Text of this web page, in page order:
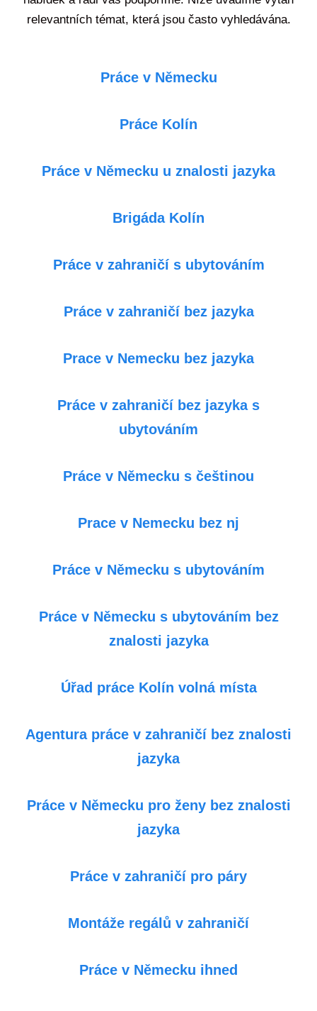
relevantních témat, která jsou často vyhledávána.
Práce v Německu
Práce Kolín
Práce v Německu u znalosti jazyka
Brigáda Kolín
Práce v zahraničí s ubytováním
Práce v zahraničí bez jazyka
Prace v Nemecku bez jazyka
Práce v zahraničí bez jazyka s
ubytováním
Práce v Německu s češtinou
Prace v Nemecku bez nj
Práce v Německu s ubytováním
Práce v Německu s ubytováním bez
znalosti jazyka
Úřad práce Kolín volná místa
Agentura práce v zahraničí bez znalosti
jazyka
Práce v Německu pro ženy bez znalosti
jazyka
Práce v zahraničí pro páry
Montáže regálů v zahraničí
Práce v Německu ihned